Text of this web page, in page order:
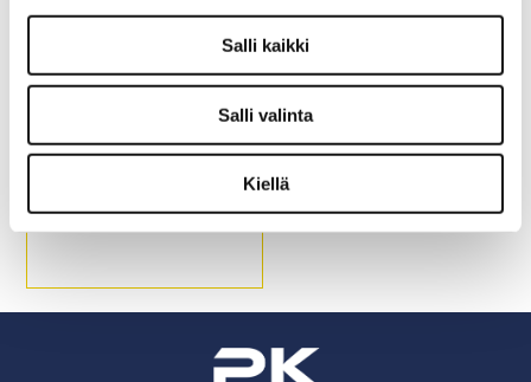
Salli kaikki
Salli valinta
Kiellä
Vispilä, pituus 125 cm